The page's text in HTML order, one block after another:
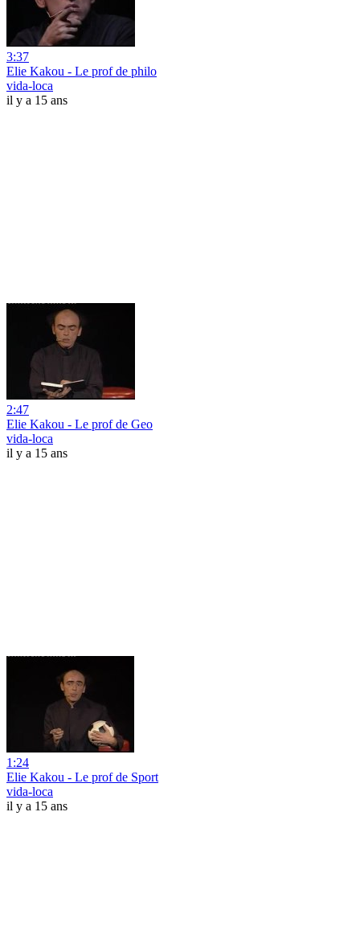
3:37
Elie Kakou - Le prof de philo
vida-loca
il y a 15 ans
2:47
Elie Kakou - Le prof de Geo
vida-loca
il y a 15 ans
1:24
Elie Kakou - Le prof de Sport
vida-loca
il y a 15 ans